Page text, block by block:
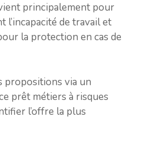
principalement pour
l’incapacité de travail et
la protection en cas de
propositions via un
prêt métiers à risques
l’offre la plus